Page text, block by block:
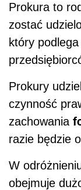
Prokura to
zostać
który
Prokury
czynność
zachowania
razie będzie
W
obejmuje